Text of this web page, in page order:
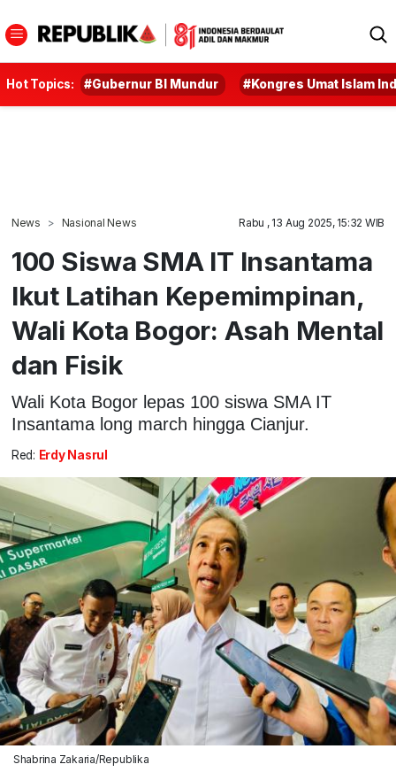
Hot Topics: #Gubernur BI Mundur #Kongres Umat Islam
News Nasional News Rabu , 13 Aug 2025, 15:32 WIB
100 Siswa SMA IT Insantama
Ikut Latihan Kepemimpinan,
Wali Kota Bogor: Asah Mental
dan Fisik
Wali Kota Bogor lepas 100 siswa SMA IT
Insantama long march hingga Cianjur.
Red: Erdy Nasrul
Shabrina Zakaria/Republika